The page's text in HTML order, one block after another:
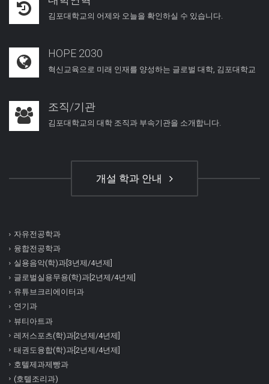
김포대학교의 어제와 오늘을 확인하실 수 있습니다.
HOPE 2030
혁신교육으로 미래 인재를 양성하는 글로벌 대학, 김포대학교
조직/기관
김포대학교의 대학 조직과 부속기관을 소개합니다.
개설 학과 안내
자유전공학과
융합전공학과
실용음악(학)과[3년제/4년제]
글로벌실용무용(학)과[2년제/4년제]
유튜브크리에이터과
연기과
뷰티아트과
레저스포츠(학)과[2년제/4년제]
태권도융합(학)과[2년제/4년제]
호텔제과제빵과
(호텔조리과)